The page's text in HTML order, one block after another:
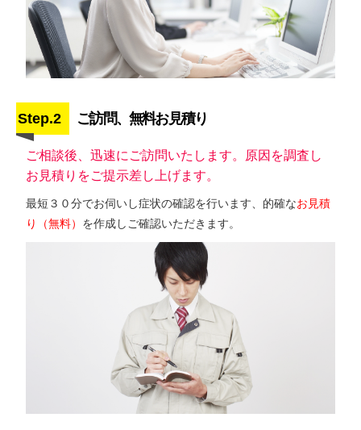
Step.2 ご訪問、無料お見積り
ご相談後、迅速にご訪問いたします。原因を調査し
お見積りをご提示差し上げます。
最短３０分でお伺いし症状の確認を行います、的確なお見積
り（無料） を作成しご確認いただきます。